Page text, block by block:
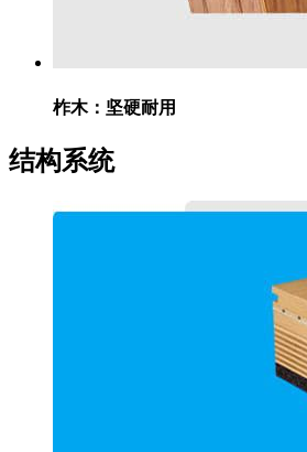
柞木： 坚硬耐用
结构系统